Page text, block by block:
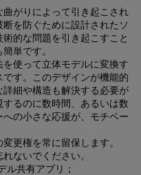
がりによって引き起こされ
を防ぐために設計されたソ
的な問題を引き起こすこと
単です。
使って立体モデルに変換す
す。このデザインが機能的
細や構造も解決する必要が
るのに数時間、あるいは数
の小さな応援が、モチベー
更権を常に留保します。
ないでください。
ル共有アプリ；